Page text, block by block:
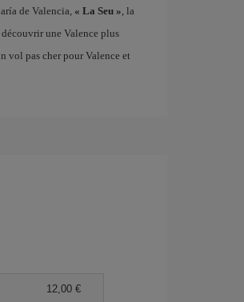
de Valencia, « La Seu », la
découvrir une Valence plus
vol pas cher pour Valence et
12,00 €